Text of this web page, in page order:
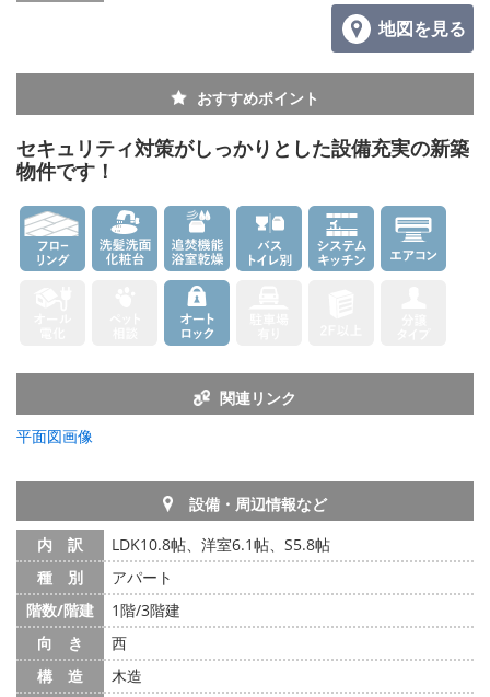
地図を見る
おすすめポイント
セキュリティ対策がしっかりとした設備充実の新築
物件です！
関連リンク
平面図画像
設備・周辺情報など
内 訳
LDK10.8帖、洋室6.1帖、S5.8帖
種 別
アパート
階数/階建
1階/3階建
向 き
西
構 造
木造